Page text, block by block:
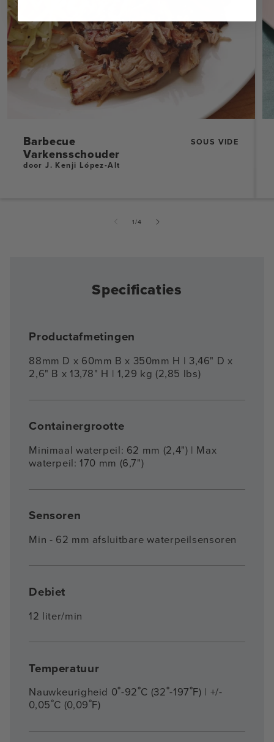
Barbecue
Varkensschouder
SOUS VIDE
door J. Kenji López-Alt
1/van
4
Specificaties
Productafmetingen
88mm D x 60mm B x 350mm H | 3,46" D x
2,6" B x 13,78" H | 1,29 kg (2,85 lbs)
Containergrootte
Minimaal waterpeil: 62 mm (2,4") | Max
waterpeil: 170 mm (6,7")
Sensoren
Min - 62 mm afsluitbare waterpeilsensoren
Debiet
12 liter/min
Temperatuur
Nauwkeurigheid 0˚-92˚C (32˚-197˚F) | +/-
0,05˚C (0,09˚F)